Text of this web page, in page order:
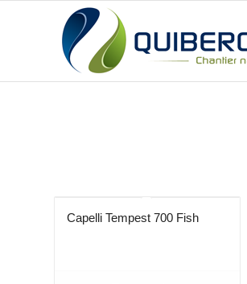
Capelli Tempest 700 Fish